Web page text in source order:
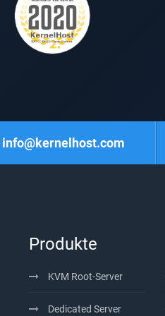
info@kernelhost.com
Produkte
KVM Root-Server
Dedicated Server